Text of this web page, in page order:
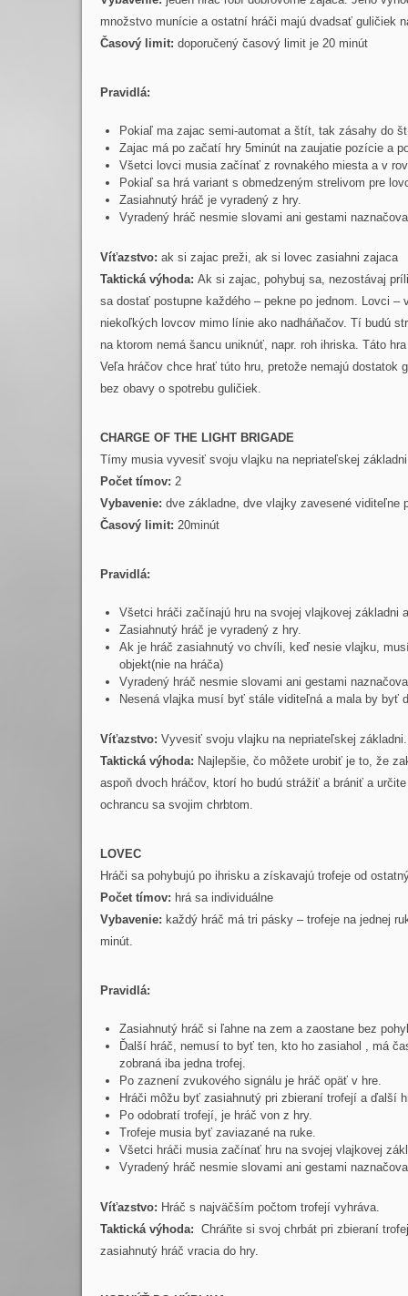
množstvo munície a ostatní hráči majú dvadsať guličiek
Časový limit: doporučený časový limit je 20 minút
Pravidlá:
Pokiaľ ma zajac semi-automat a štít, tak zásahy do
Zajac má po začatí hry 5minút na zaujatie pozície a
Všetci lovci musia začínať z rovnakého miesta a v
Pokiaľ sa hrá variant s obmedzeným strelivom pre
Zasiahnutý hráč je vyradený z hry.
Vyradený hráč nesmie slovami ani gestami
Víťazstvo: ak si zajac preži, ak si lovec zasiahni zajaca
Taktická výhoda: Ak si zajac, pohybuj sa, nezostávaj
sa dostať postupne každého – pekne po jednom. Lovci
niekoľkých lovcov mimo línie ako nadháňačov. Tí budú
na ktorom nemá šancu uniknúť, napr. roh ihriska. Táto
Veľa hráčov chce hrať túto hru, pretože nemajú
bez obavy o spotrebu guličiek.
CHARGE OF THE LIGHT BRIGADE
Tímy musia vyvesiť svoju vlajku na nepriateľskej
Počet tímov: 2
Vybavenie: dve základne, dve vlajky zavesené viditeľne
Časový limit: 20minút
Pravidlá:
Všetci hráči začínajú hru na svojej vlajkovej základni
Zasiahnutý hráč je vyradený z hry.
Ak je hráč zasiahnutý vo chvíli, keď nesie vlajku,
objekt(nie na hráča)
Vyradený hráč nesmie slovami ani gestami
Nesená vlajka musí byť stále viditeľná a mala by byť
Víťazstvo: Vyvesiť svoju vlajku na nepriateľskej základni.
Taktická výhoda: Najlepšie, čo môžete urobiť je to, že
aspoň dvoch hráčov, ktorí ho budú strážiť a brániť a
ochrancu sa svojim chrbtom.
LOVEC
Hráči sa pohybujú po ihrisku a získavajú trofeje od
Počet tímov: hrá sa individuálne
Vybavenie: každý hráč má tri pásky – trofeje na jednej
minút.
Pravidlá:
Zasiahnutý hráč si ľahne na zem a zaostane bez
Ďalší hráč, nemusí to byť ten, kto ho zasiahol , má
zobraná iba jedna trofej.
Po zaznení zvukového signálu je hráč opäť v hre.
Hráči môžu byť zasiahnutý pri zbieraní trofejí a ďalší
Po odobratí trofejí, je hráč von z hry.
Trofeje musia byť zaviazané na ruke.
Všetci hráči musia začínať hru na svojej vlajkovej
Vyradený hráč nesmie slovami ani gestami
Víťazstvo: Hráč s najväčším počtom trofejí vyhráva.
Taktická výhoda: Chráňte si svoj chrbát pri zbieraní
zasiahnutý hráč vracia do hry.